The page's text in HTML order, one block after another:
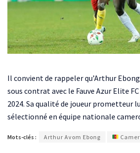
Il convient de rappeler qu’Arthur
sous contrat avec le Fauve Azur Elite
2024. Sa qualité de joueur prometteur
sélectionné en équipe nationale
Mots-clés : Arthur Avom Ebong